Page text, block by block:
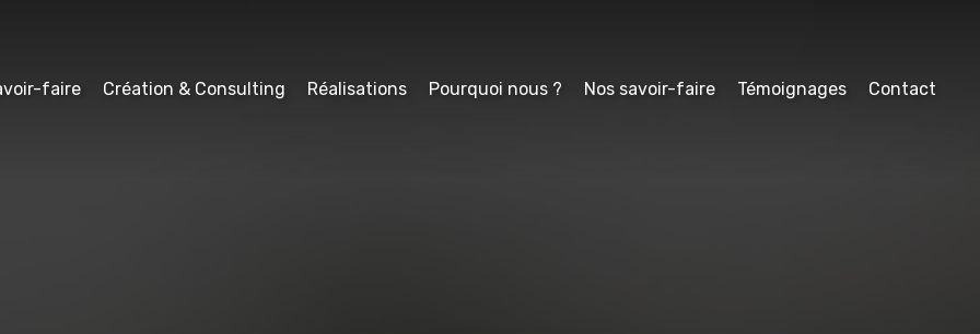
faire Création & Consulting Réalisations Pourquoi nous ? Nos savoir-faire Témoignages Contact